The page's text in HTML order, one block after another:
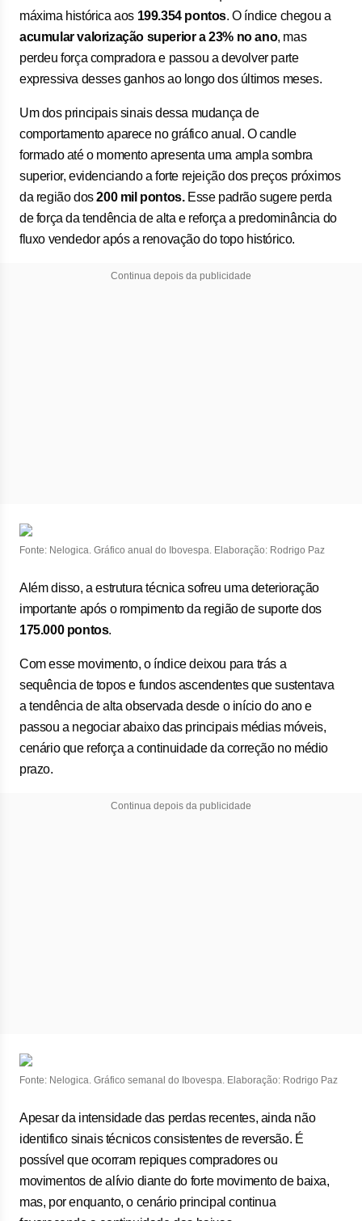
máxima histórica aos 199.354 pontos. O índice chegou a
acumular valorização superior a 23% no ano, mas
perdeu força compradora e passou a devolver parte
expressiva desses ganhos ao longo dos últimos meses.
Um dos principais sinais dessa mudança de
comportamento aparece no gráfico anual. O candle
formado até o momento apresenta uma ampla sombra
superior, evidenciando a forte rejeição dos preços próximos
da região dos200 mil pontos.Esse padrão sugere perda
de força da tendência de alta e reforça a predominância do
fluxo vendedor após a renovação do topo histórico.
Continua depois da publicidade
Fonte: Nelogica. Gráfico anual do Ibovespa. Elaboração: Rodrigo Paz
Além disso, a estrutura técnica sofreu uma deterioração
importante após o rompimento da região de suporte dos
175.000 pontos.
Com esse movimento, o índice deixou para trás a
sequência de topos e fundos ascendentes que sustentava
a tendência de alta observada desde o início do ano e
passou a negociar abaixo das principais médias móveis,
cenário que reforça a continuidade da correção no médio
prazo.
Continua depois da publicidade
Fonte: Nelogica. Gráfico semanal do Ibovespa. Elaboração: Rodrigo Paz
Apesar da intensidade das perdas recentes, ainda não
identifico sinais técnicos consistentes de reversão. É
possível que ocorram repiques compradores ou
movimentos de alívio diante do forte movimento de baixa,
mas, por enquanto, o cenário principal continua